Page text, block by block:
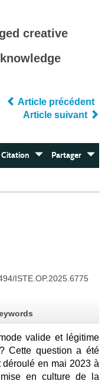
creative
Article précédent
Article suivant
Citation Partager
ISTE.OP.2025.6775
valide et légitime
Cette question a été
déroulé en mai 2023 à
en culture de la